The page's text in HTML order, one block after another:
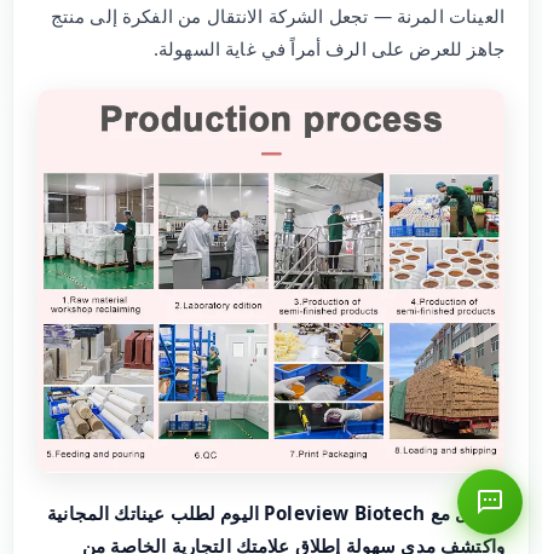
العينات المرنة — تجعل الشركة الانتقال من الفكرة إلى منتج
جاهز للعرض على الرف أمراً في غاية السهولة.
تواصل مع Poleview Biotech اليوم لطلب عيناتك المجانية
واكتشف مدى سهولة إطلاق علامتك التجارية الخاصة من